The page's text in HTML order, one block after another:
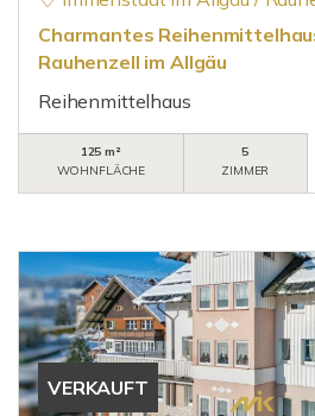
Charmantes
Rauhenzell im Allgäu
Reihenmittelhaus
125 m²
WOHNFLÄCHE
5
ZIMMER
VERKAUFT